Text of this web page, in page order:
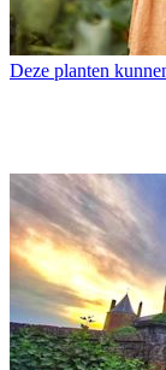
Deze planten